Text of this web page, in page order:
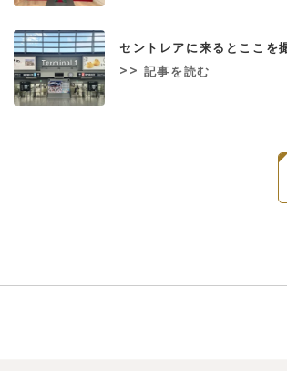
セントレアに来るとここを
>> 記事を読む